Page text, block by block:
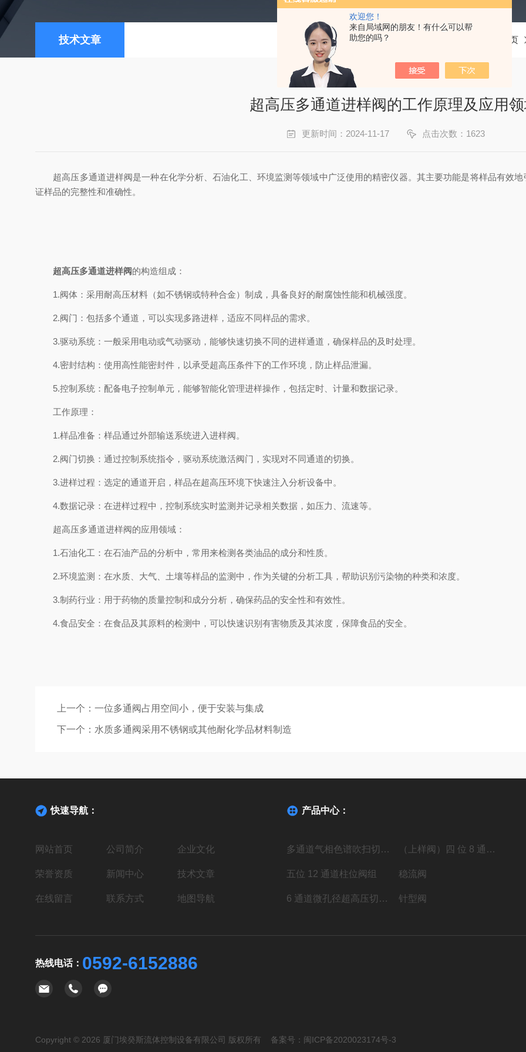
欢迎您！
来自局域网的朋友！有什么可以帮
助您的吗？
技术文章 首页
超高压多通道进样阀的工作原理及应用
更新时间：2024-11-17 点击次数：1623
超高压多通道进样阀是一种在化学分析、石油化工、环境监测等领域中广泛使用的精密仪器。其主要功能是将样品有效
证样品的完整性和准确性。
超高压多通道进样阀的构造组成：
1.阀体：采用耐高压材料（如不锈钢或特种合金）制成，具备良好的耐腐蚀性能和机械强度。
2.阀门：包括多个通道，可以实现多路进样，适应不同样品的需求。
3.驱动系统：一般采用电动或气动驱动，能够快速切换不同的进样通道，确保样品的及时处理。
4.密封结构：使用高性能密封件，以承受超高压条件下的工作环境，防止样品泄漏。
5.控制系统：配备电子控制单元，能够智能化管理进样操作，包括定时、计量和数据记录。
工作原理：
1.样品准备：样品通过外部输送系统进入进样阀。
2.阀门切换：通过控制系统指令，驱动系统激活阀门，实现对不同通道的切换。
3.进样过程：选定的通道开启，样品在超高压环境下快速注入分析设备中。
4.数据记录：在进样过程中，控制系统实时监测并记录相关数据，如压力、流速等。
超高压多通道进样阀的应用领域：
1.石油化工：在石油产品的分析中，常用来检测各类油品的成分和性质。
2.环境监测：在水质、大气、土壤等样品的监测中，作为关键的分析工具，帮助识别污染物的种类和浓度。
3.制药行业：用于药物的质量控制和成分分析，确保药品的安全性和有效性。
4.食品安全：在食品及其原料的检测中，可以快速识别有害物质及其浓度，保障食品的安全。
上一个： 一位多通阀占用空间小，便于安装与集成
下一个： 水质多通阀采用不锈钢或其他耐化学品材料制造
快速导航：
网站首页 公司简介 企业文化
荣誉资质 新闻中心 技术文章
在线留言 联系方式 地图导航
产品中心：
多通道气相色谱吹扫切换阀 （上样阀）四 位 8 通高压进样阀组
五位 12 通道柱位阀组 稳流阀
6 通道微孔径超高压切换阀组 针型阀
热线电话： 0592-6152886
Copyright © 2026 厦门埃癸斯流体控制设备有限公司 版权所有 备案号： 闽ICP备2020023174号-3